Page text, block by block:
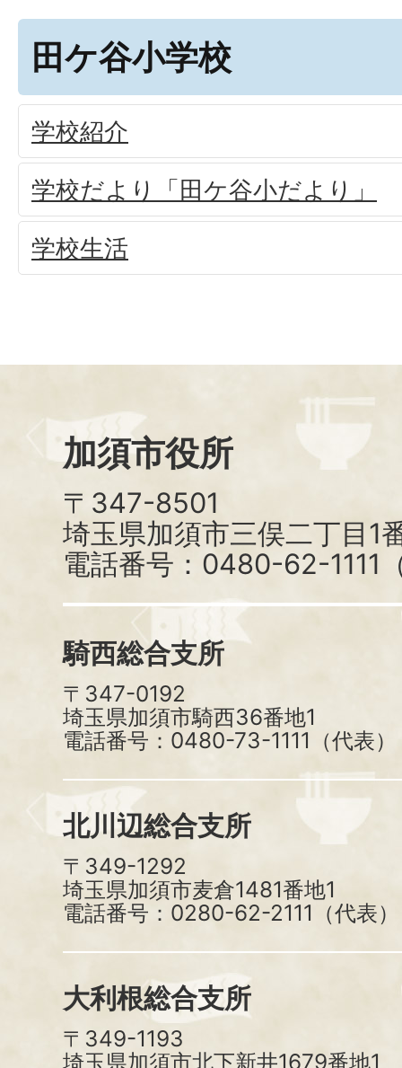
田ケ谷小学校
学校紹介
学校だより「田ケ谷小だより」
学校生活
加須市役所
〒347-8501
埼玉県加須市三俣二丁目1
電話番号：0480-62-1111
騎西総合支所
〒347-0192
埼玉県加須市騎西36番地1
電話番号：0480-73-1111（代表）
北川辺総合支所
〒349-1292
埼玉県加須市麦倉1481番地1
電話番号：0280-62-2111（代表）
大利根総合支所
〒349-1193
埼玉県加須市北下新井1679番地1